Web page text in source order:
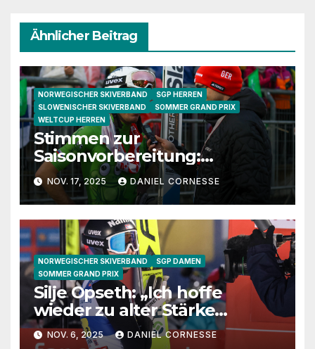
Ähnlicher Beitrag
NORWEGISCHER SKIVERBAND
SGP HERREN
SLOWENISCHER SKIVERBAND
SOMMER GRAND PRIX
WELTCUP HERREN
Stimmen zur
Saisonvorbereitung:
Granerud, Sundal und
Lanisek im Gespräch
NOV. 17, 2025 DANIEL CORNESSE
NORWEGISCHER SKIVERBAND
SGP DAMEN
SOMMER GRAND PRIX
Silje Opseth: „Ich hoffe
wieder zu alter Stärke
zurückzufinden“
NOV. 6, 2025 DANIEL CORNESSE